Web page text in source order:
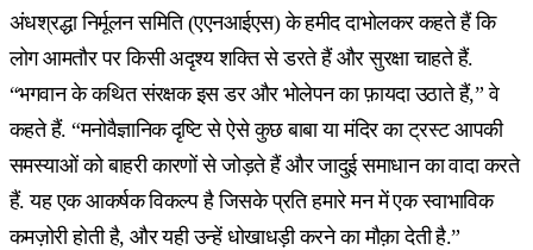
अंधश्रद्धा निर्मूलन समिति (एएनआईएस) के हमीद दाभोलकर कहते हैं कि
लोग आमतौर पर किसी अदृश्य शक्ति से डरते हैं और सुरक्षा चाहते हैं.
“भगवान के कथित संरक्षक इस डर और भोलेपन का फ़ायदा उठाते हैं,” वे
कहते हैं. “मनोवैज्ञानिक दृष्टि से ऐसे कुछ बाबा या मंदिर का ट्रस्ट आपकी
समस्याओं को बाहरी कारणों से जोड़ते हैं और जादुई समाधान का वादा करते
हैं. यह एक आकर्षक विकल्प है जिसके प्रति हमारे मन में एक स्वाभाविक
कमज़ोरी होती है, और यही उन्हें धोखाधड़ी करने का मौक़ा देती है.”